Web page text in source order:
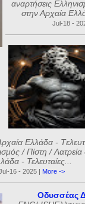
αναρτήσεις
στην Αρχαία
Jul-18 -
Ελλάδα -
/ Πίστη /
- Τελευταίες...
16 - 2025 | More ->
Οδυσσέας